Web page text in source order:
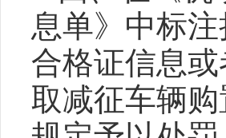
息单》中标
合格证信息
取减征车辆